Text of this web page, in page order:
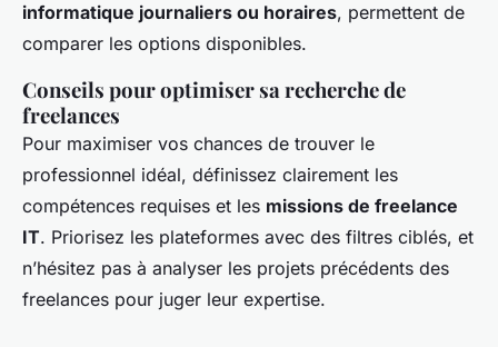
informatique journaliers ou horaires, permettent de
comparer les options disponibles.
Conseils pour optimiser sa recherche de
freelances
Pour maximiser vos chances de trouver le
professionnel idéal, définissez clairement les
compétences requises et les missions de freelance
IT. Priorisez les plateformes avec des filtres ciblés, et
n’hésitez pas à analyser les projets précédents des
freelances pour juger leur expertise.